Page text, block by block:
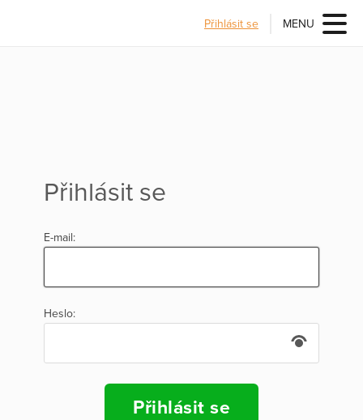
Přihlásit se MENU
Přihlásit se
E-mail:
Heslo:
Přihlásit se